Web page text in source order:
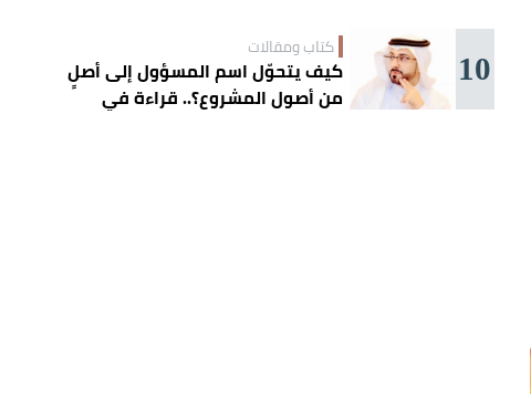
10 كتاب ومقالات
كيف يتحوّل اسم المسؤول إلى أصلٍ
من أصول المشروع؟.. قراءة في